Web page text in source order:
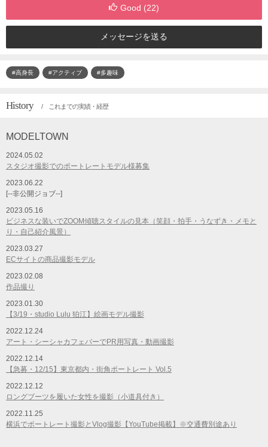
Good (22)
メッセージを送る
#高身長 #アクティブ #多趣味
History / これまでの実績・経歴
MODELTOWN
2024.05.02
スタジオ撮影でのポートレートモデル様募集
2023.06.22
[--非公開ジョブ--]
2023.05.16
ビジネスな装いでZOOM傾聴スタイルの見本（笑顔・拍手・うなずき・メモと
り・自己紹介風景）
2023.03.27
ECサイトの商品撮影モデル
2023.02.08
作品撮り
2023.01.30
【3/19・studio Lulu 狛江】絵画モデル撮影
2022.12.24
アート・シーシャカフェバーでPR用写真・動画撮影
2022.12.14
【急募・12/15】東京都内・街角ポートレート Vol.5
2022.12.12
ロングブーツを履いた女性を撮影（小道具付き）
2022.11.25
横浜でポートレート撮影とVlog撮影【YouTube掲載】※交通費別途あり